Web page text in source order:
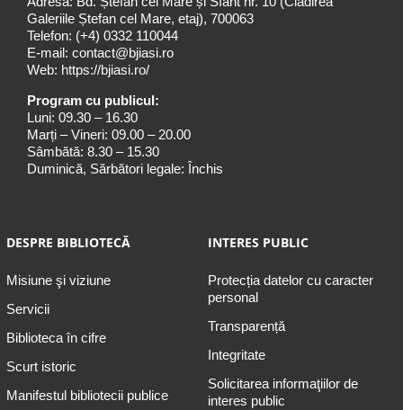
Galeriile Ștefan cel Mare, etaj), 700063
Telefon: (+4) 0332 110044
E-mail: contact@bjiasi.ro
Web: https://bjiasi.ro/
Program cu publicul:
Luni: 09.30 – 16.30
Marți – Vineri: 09.00 – 20.00
Sâmbătă: 8.30 – 15.30
Duminică, Sărbători legale: Închis
DESPRE BIBLIOTECĂ
Misiune şi viziune
Servicii
Biblioteca în cifre
Scurt istoric
Manifestul bibliotecii publice
INTERES PUBLIC
Protecția datelor cu caracter
personal
Transparență
Integritate
Solicitarea informaţiilor de
interes public